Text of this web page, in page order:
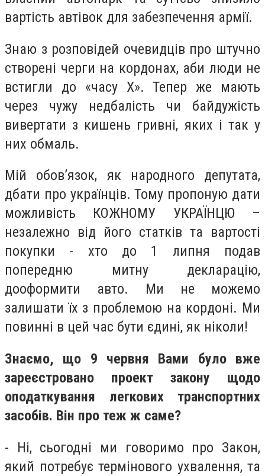
вартість автівок для забезпечення армії.
Знаю з розповідей очевидців про штучно
створені черги на кордонах, аби люди не
встигли до «часу Х». Тепер же мають
через чужу недбалість чи байдужість
вивертати з кишень гривні, яких і так у
них обмаль.
Мій обов’язок, як народного депутата,
дбати про українців. Тому пропоную дати
можливість КОЖНОМУ УКРАЇНЦЮ –
незалежно від його статків та вартості
покупки - хто до 1 липня подав
попередню митну декларацію,
дооформити авто. Ми не можемо
залишати їх з проблемою на кордоні. Ми
повинні в цей час бути єдині, як ніколи!
Знаємо, що 9 червня Вами було вже
зареєстровано проект закону щодо
оподаткування легкових транспортних
засобів. Він про теж ж саме?
- Ні, сьогодні ми говоримо про Закон,
який потребує термінового ухвалення, та